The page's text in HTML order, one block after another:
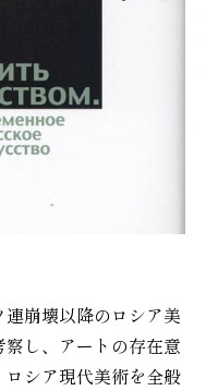
崩壊以降のロシア美
し、アートの存在意
シア現代美術を全般